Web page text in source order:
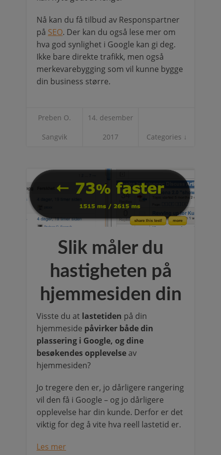
Nå kan du få tilbud av Responspartner
på SEO. Der kan du også lese mer om
hva god synlighet i Google kan gi deg.
Ikke bare direkte trafikk, men også
merkevarebygging som vil kunne bygge
din business større.
Preben O.
Sangvik
14. desember
2017 Categories ↓
Slik måler du
hastigheten på
hjemmesiden din
Visste du at lastetiden på din
hjemmeside påvirker både din
plassering i Google, og dine
besøkendes opplevelse av
hjemmesiden?
Jo tregere den er, jo dårligere rangering
vil den få i Google – og jo dårligere
opplevelse har din kunde. Derfor er det
viktig for deg å vite hva reell lastetid er.
Les mer